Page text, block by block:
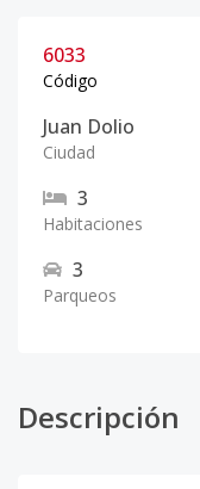
6033
Código
Juan Dolio
Ciudad
3
Habitaciones
3
Parqueos
Descripción